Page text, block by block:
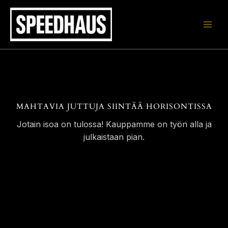
Siirry
sisältöön
MAHTAVIA JUTTUJA SIINTÄÄ HORISONTISSA
Jotain isoa on tulossa! Kauppamme on työn alla ja
julkaistaan pian.